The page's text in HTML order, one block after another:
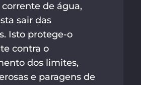
de água,
sair das
Isto protege-o
contra o
dos limites,
e paragens de